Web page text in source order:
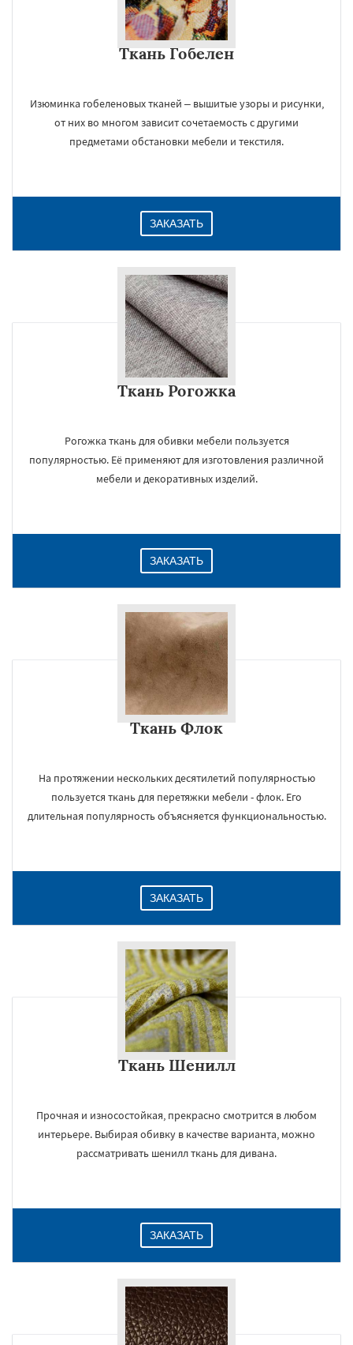
Ткань Гобелен
Изюминка гобеленовых тканей – вышитые узоры и рисунки,
от них во многом зависит сочетаемость с другими
предметами обстановки мебели и текстиля.
ЗАКАЗАТЬ
Ткань Рогожка
Рогожка ткань для обивки мебели пользуется
популярностью. Её применяют для изготовления различной
мебели и декоративных изделий.
ЗАКАЗАТЬ
Ткань Флок
На протяжении нескольких десятилетий популярностью
пользуется ткань для перетяжки мебели - флок. Его
длительная популярность объясняется функциональностью.
ЗАКАЗАТЬ
Ткань Шенилл
Прочная и износостойкая, прекрасно смотрится в любом
интерьере. Выбирая обивку в качестве варианта, можно
рассматривать шенилл ткань для дивана.
ЗАКАЗАТЬ
Даю согласие на обработку персональных данных